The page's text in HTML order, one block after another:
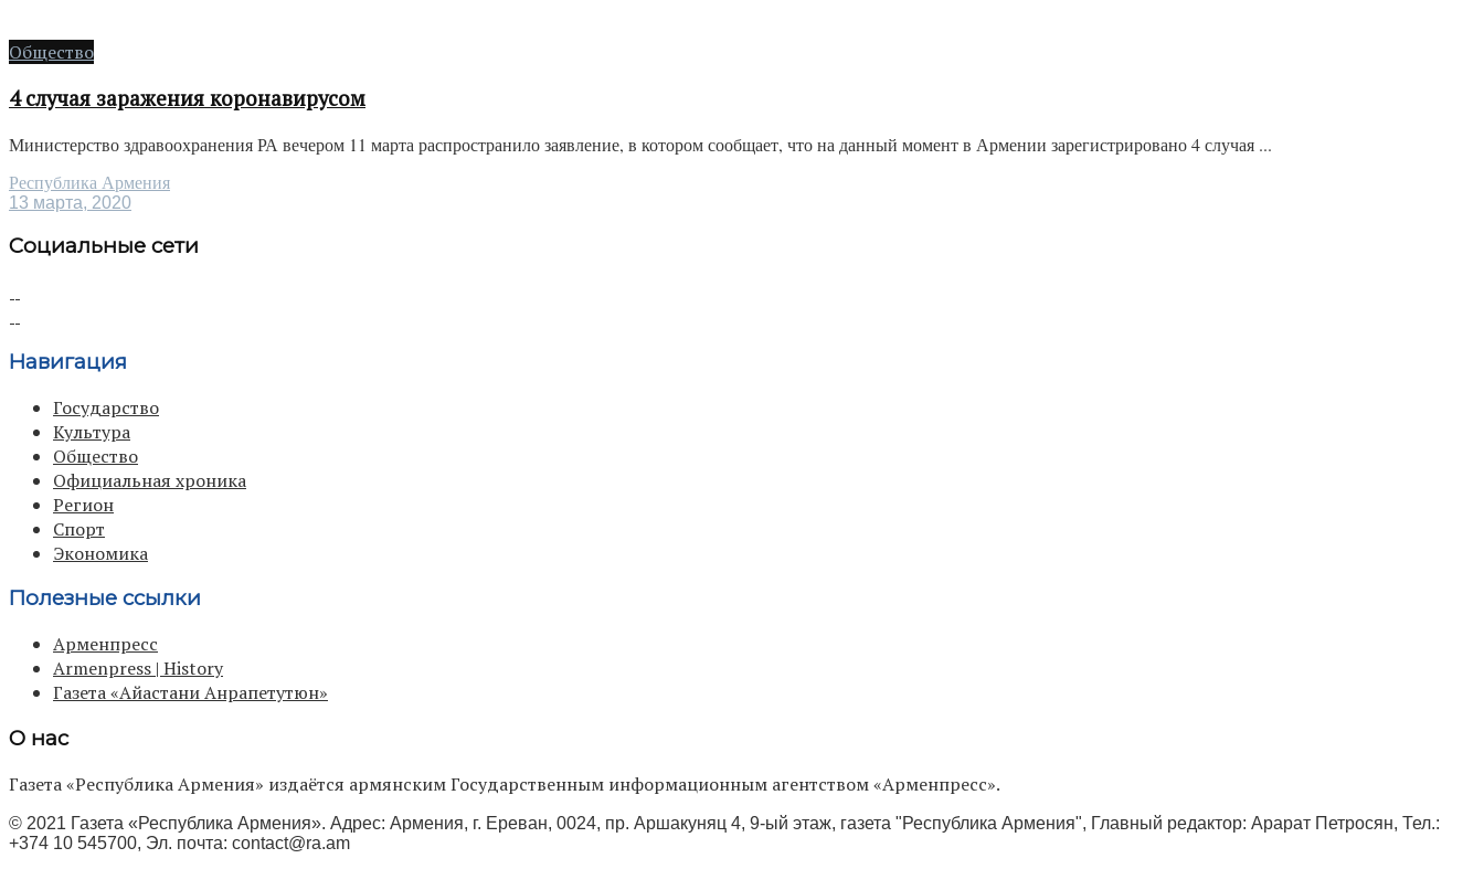
Общество
4 случая заражения коронавирусом
Министерство здравоохранения РА вечером 11 марта распространило заявление, в котором сообщает, что на данный момент в Армении зарегистрировано 4 случая ...
Республика Армения
13 марта, 2020
Социальные сети
Навигация
Государство
Культура
Общество
Официальная хроника
Регион
Спорт
Экономика
Полезные ссылки
Арменпресс
Armenpress | History
Газета «Айастани Анрапетутюн»
О нас
Газета «Республика Армения» издаётся армянским Государственным информационным агентством «Арменпресс».
© 2021 Газета «Республика Армения». Адрес: Армения, г. Ереван, 0024, пр. Аршакуняц 4, 9-ый этаж, газета "Республика Армения", Главный редактор: Арарат Петросян, Тел.:
+374 10 545700, Эл. почта: contact@ra.am